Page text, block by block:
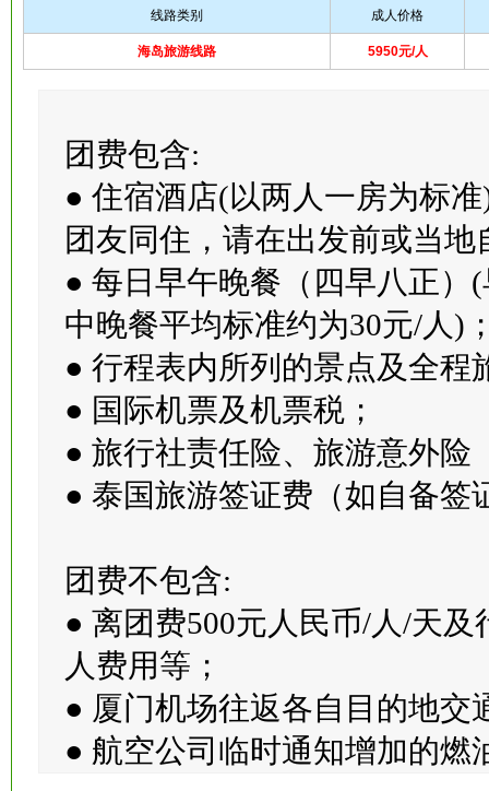
价格及标准：
线路类别 成人价格
团费包含:
● 住宿酒店(以两人一房为标
团友同住，请在出发前或当地
● 每日早午晚餐（四早八正）
中晚餐平均标准约为30元/人)
● 行程表内所列的景点及全程
● 国际机票及机票税；
● 旅行社责任险、旅游意外险
团费不包含:
● 离团费500元人民币/人/天
人费用等；
● 厦门机场往返各自目的地交